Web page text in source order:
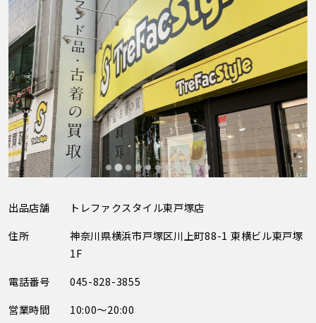
出品店舗
トレファクスタイル東戸塚店
住所
神奈川県横浜市戸塚区川上町88-1 東横ビル東戸塚
1F
電話番号
045-828-3855
営業時間
10:00～20:00